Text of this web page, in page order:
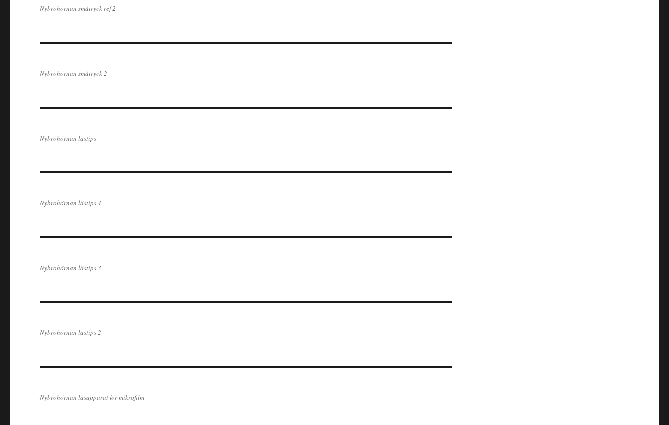
Nybrohörnan småtryck ref 2
Nybrohörnan småtryck 2
Nybrohörnan lästips
Nybrohörnan lästips 4
Nybrohörnan lästips 3
Nybrohörnan lästips 2
Nybrohörnan läsapparat för mikrofilm